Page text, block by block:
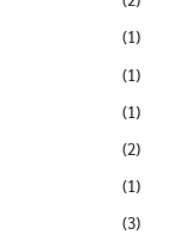
(1)
(1)
(1)
(2)
(1)
(3)